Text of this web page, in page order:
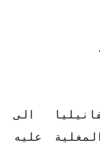
الى
عليه